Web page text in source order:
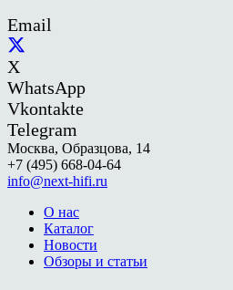
Email
X
WhatsApp
Vkontakte
Telegram
Москва, Образцова, 14
+7 (495) 668-04-64
info@next-hifi.ru
О нас
Каталог
Новости
Обзоры и статьи